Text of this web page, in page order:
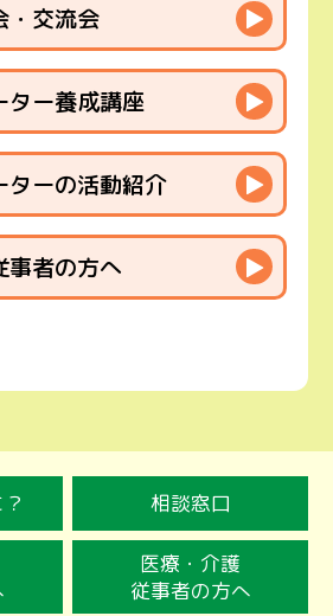
・交流会 ▶
ター養成講座 ▶
ターの活動紹介 ▶
事者の方へ ▶
相談窓口
医療・介護
従事者の方へ